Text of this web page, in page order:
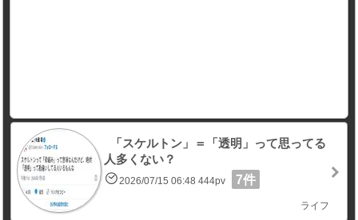
「スケルトン」＝「透明」って思ってる
人多くない？
2026/07/15 06:48 444pv 7件
ライフ